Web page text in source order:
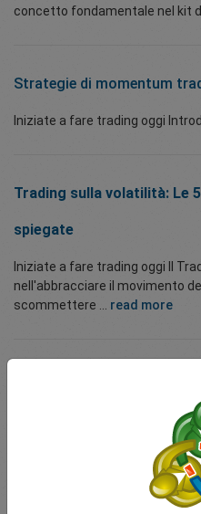
concetto fondamentale nel kit
Strategie di momentum
Iniziate a fare trading oggi
Trading sulla volatilità: Le
spiegate
Iniziate a fare trading oggi Il
nell'abbracciare il movimento
scommettere ... read more
Iniziate a fare trading oggi " Il
strategia neutrale rispetto al
trarre profitto da dislocazion...